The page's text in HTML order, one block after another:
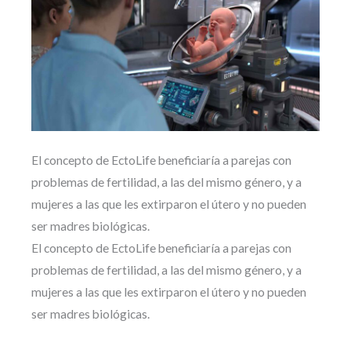
El concepto de EctoLife beneficiaría a parejas con
problemas de fertilidad, a las del mismo género, y a
mujeres a las que les extirparon el útero y no pueden
ser madres biológicas.
El concepto de EctoLife beneficiaría a parejas con
problemas de fertilidad, a las del mismo género, y a
mujeres a las que les extirparon el útero y no pueden
ser madres biológicas.